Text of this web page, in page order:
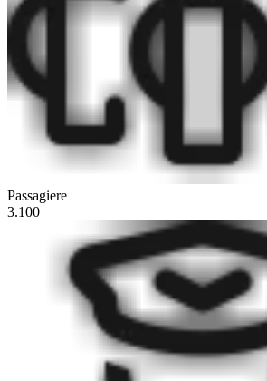
Passagiere
3.100